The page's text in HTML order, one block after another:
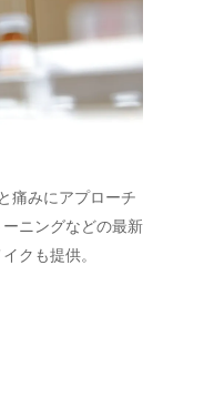
痛みにアプローチ
ニングなどの最新
クも提供。